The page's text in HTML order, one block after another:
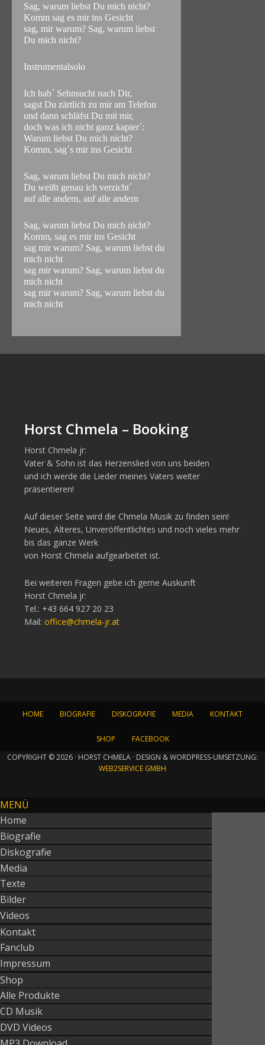
Sag, warum liebst Du mich nicht?
Komm sag es mir ins Gesicht
sag, mir warum? Sag, warum liebst
Du mich nicht?
Instrumentalsolo
Ich hab´ Sehnsucht nach Dir,
sagst Du zärtlich zu mir am Telefon
und dann schläfst Du mit mir,
doch was ich nicht ganz kapier´:
Warum liebst Du mich nicht?
Komm, sag´s mir ins Gesicht
Sag, warum liebst Du mich nicht?
Du weißt genau ich verzicht´
auf alle andern, auf alle andern
Sag, warum liebst Du mich nicht?
Komm, sag es mir ins Gesicht
sag mir warum? Sag, warum liebst du
mich nicht
sag mir warum? Sag, warum liebst du
mich nicht
sag mir warum? Sag, warum liebst du
mich nicht
Horst Chmela – Booking
Horst Chmela jr:
Vater & Sohn ist das Herzenslied von uns beiden
und ich werde die Lieder meines Vaters weiter
präsentieren!
Auf dieser Seite wird die Chmela Musik zu finden sein!
Neues, Älteres, Unveröffentlichtes und noch vieles mehr
bis das ganze Werk
von Horst Chmela aufgearbeitet ist.
Bei weiteren Fragen gebe ich gerne Auskunft
Horst Chmela jr:
Tel.: +43 664 927 20 23
Mail: office@chmela-jr.at
HOME BIOGRAFIE DISKOGRAFIE MEDIA KONTAKT
SHOP
FACEBOOK
COPYRIGHT © 2026 · HORST CHMELA · DESIGN & WORDPRESS-UMSETZUNG:
WEB2SERVICE GMBH
MENÜ
Home
Biografie
Diskografie
Media
Texte
Bilder
Videos
Kontakt
Fanclub
Impressum
Shop
Alle Produkte
CD Musik
DVD Videos